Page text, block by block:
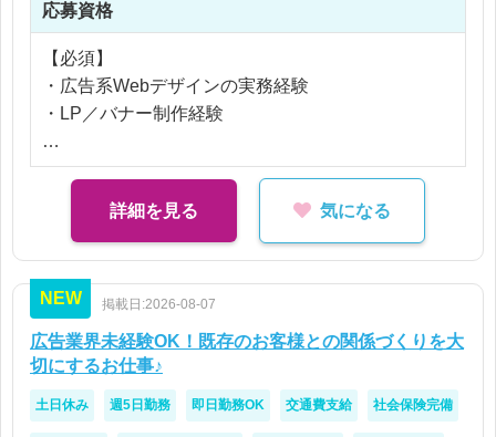
応募資格
【必須】
・広告系Webデザインの実務経験
・LP／バナー制作経験
【歓迎】
・A/Bテストやデータ分析経験
・広告代理店でのデザイン経験
【人物像】
・成果にこだわったデザインをしたい方
・ユーザー視点で考えられる方
詳細を見る 気になる
NEW 掲載日:2026-08-07
広告業界未経験OK！既存のお客様との関係づくりを大
切にするお仕事♪
土日休み 週5日勤務 即日勤務OK 交通費支給 社会保険完備